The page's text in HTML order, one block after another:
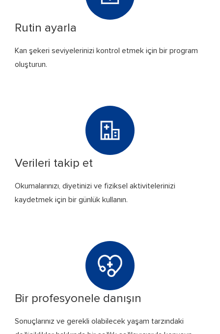
Rutin ayarla
Kan şekeri seviyelerinizi kontrol etmek için bir program
oluşturun.
Verileri takip et
Okumalarınızı, diyetinizi ve fiziksel aktivitelerinizi
kaydetmek için bir günlük kullanın.
Bir profesyonele danışın
Sonuçlarınız ve gerekli olabilecek yaşam tarzındaki